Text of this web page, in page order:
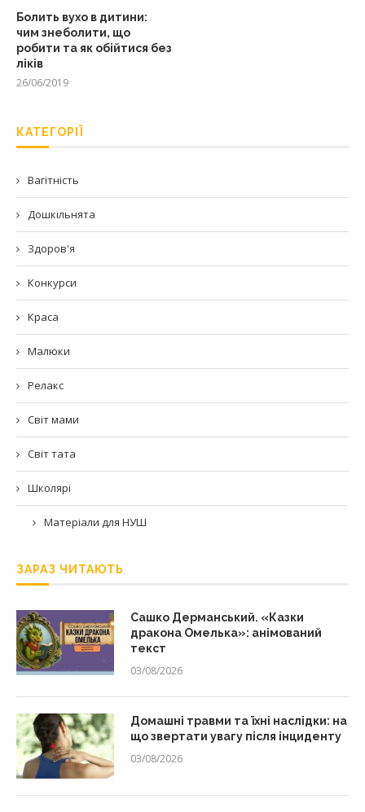
Болить вухо в дитини:
чим знеболити, що
робити та як обійтися без
ліків
26/06/2019
КАТЕГОРІЇ
Вагітність
Дошкільнята
Здоров'я
Конкурси
Краса
Малюки
Релакс
Світ мами
Світ тата
Школярі
Матеріали для НУШ
ЗАРАЗ ЧИТАЮТЬ
Сашко Дерманський. «Казки
дракона Омелька»: анімований
текст
03/08/2026
Домашні травми та їхні наслідки: на
що звертати увагу після інциденту
03/08/2026